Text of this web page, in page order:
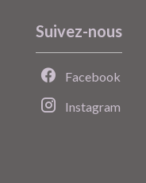
Suivez-nous
Facebook
Instagram